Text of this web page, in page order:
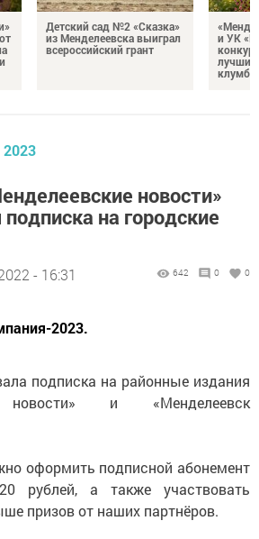
Детский сад №2 «Сказка»
из Менделеевска выиграл
всероссийский грант
и УК
лучший
клумбу
новости»
на городские
- 16:31 642 0 0
2023.
подписка на районные издания
новости» и «Менделеевск
оформить подписной абонемент
рублей, а также участвовать
призов от наших партнёров.